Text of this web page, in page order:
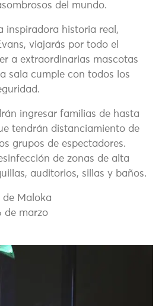
del mundo.
inspiradora historia real,
viajarás por todo el
a extraordinarias mascotas
sala cumple con todos los
ingresar familias de hasta
tendrán distanciamiento de
grupos de espectadores.
de zonas de alta
auditorios, sillas y baños.
de Maloka
de marzo